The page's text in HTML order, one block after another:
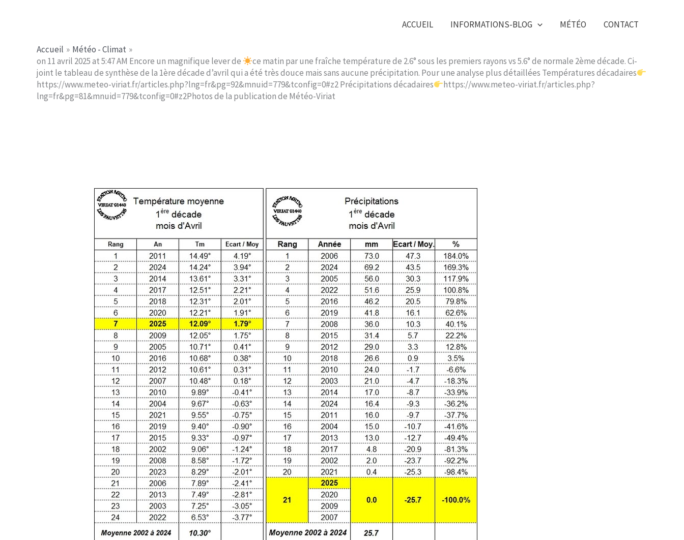
ACCUEIL INFORMATIONS-BLOG MÉTÉO CONTACT
Accueil
Météo - Climat
on 11 avril 2025 at 5:47 AM Encore un magnifique lever de
ce matin par une fraîche température de 2.6° sous les premiers rayons vs 5.6° de normale 2ème décade. Ci-
joint le tableau de synthèse de la 1ère décade d’avril qui a été très douce mais sans aucune précipitation. Pour une analyse plus détaillées Températures décadaires
https://www.meteo-viriat.fr/articles.php?lng=fr&pg=92&mnuid=779&tconfig=0#z2 Précipitations décadaires
https://www.meteo-viriat.fr/articles.php?
lng=fr&pg=81&mnuid=779&tconfig=0#z2Photos de la publication de Météo-Viriat